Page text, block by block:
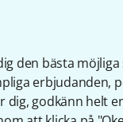
den bästa
erbjudanden,
dig, godkänn helt